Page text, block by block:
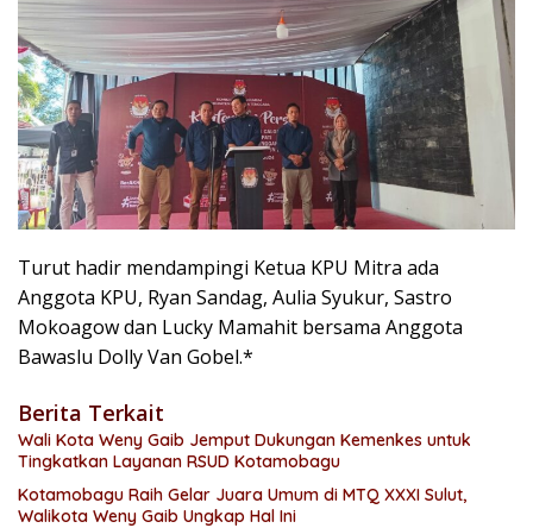
Turut hadir mendampingi Ketua KPU Mitra ada
Anggota KPU, Ryan Sandag, Aulia Syukur, Sastro
Mokoagow dan Lucky Mamahit bersama Anggota
Bawaslu Dolly Van Gobel.*
Berita Terkait
Wali Kota Weny Gaib Jemput Dukungan Kemenkes untuk
Tingkatkan Layanan RSUD Kotamobagu
Kotamobagu Raih Gelar Juara Umum di MTQ XXXI Sulut,
Walikota Weny Gaib Ungkap Hal Ini